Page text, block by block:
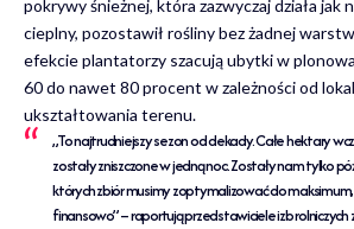
pokrywy śnieżnej, która zazwyczaj działa jak
cieplny, pozostawił rośliny bez żadnej
efekcie plantatorzy szacują ubytki w
60 do nawet 80 procent w zależności od
ukształtowania terenu.
„To najtrudniejszy sezon od dekady. Całe hektary
zostały zniszczone w jedną noc. Zostały nam tylko
których zbiór musimy zoptymalizować do
finansowo” – raportują przedstawiciele izb rolniczych